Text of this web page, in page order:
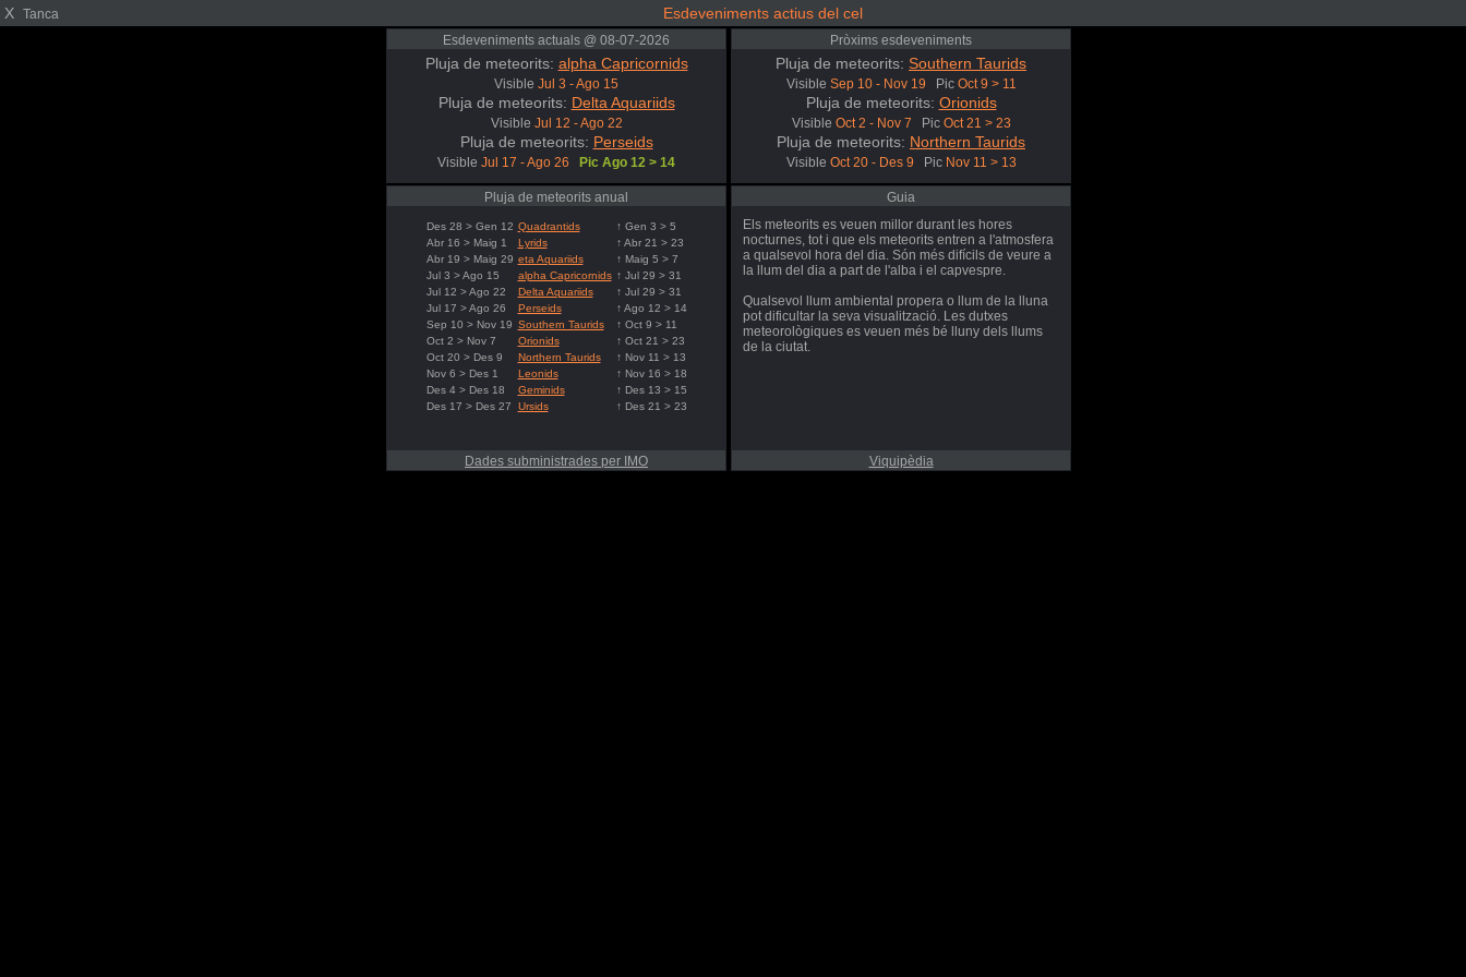
X Tanca Esdeveniments actius del cel
Esdeveniments actuals @ 08-07-2026
Pluja de meteorits: alpha Capricornids
Visible Jul 3 - Ago 15
Pluja de meteorits: Delta Aquariids
Visible Jul 12 - Ago 22
Pluja de meteorits: Perseids
Visible Jul 17 - Ago 26 Pic Ago 12 > 14
Pròxims esdeveniments
Pluja de meteorits: Southern Taurids
Visible Sep 10 - Nov 19 Pic Oct 9 > 11
Pluja de meteorits: Orionids
Visible Oct 2 - Nov 7 Pic Oct 21 > 23
Pluja de meteorits: Northern Taurids
Visible Oct 20 - Des 9 Pic Nov 11 > 13
Pluja de meteorits anual
Des 28 > Gen 12 Quadrantids
↑ Gen 3 > 5
Abr 16 > Maig 1
Lyrids
↑ Abr 21 > 23
Abr 19 > Maig 29 eta Aquariids
↑ Maig 5 > 7
Jul 3 > Ago 15
alpha Capricornids ↑ Jul 29 > 31
Jul 12 > Ago 22
Delta Aquariids
↑ Jul 29 > 31
Jul 17 > Ago 26
Perseids
↑ Ago 12 > 14
Sep 10 > Nov 19 Southern Taurids
↑ Oct 9 > 11
Oct 2 > Nov 7
Orionids
↑ Oct 21 > 23
Oct 20 > Des 9
Northern Taurids
↑ Nov 11 > 13
Nov 6 > Des 1
Leonids
↑ Nov 16 > 18
Des 4 > Des 18
Geminids
↑ Des 13 > 15
Des 17 > Des 27
Ursids ↑ Des 21 > 23
Dades subministrades per IMO
Guia
Els meteorits es veuen millor durant les hores
nocturnes, tot i que els meteorits entren a l'atmosfera
a qualsevol hora del dia. Són més difícils de veure a
la llum del dia a part de l'alba i el capvespre.
Qualsevol llum ambiental propera o llum de la lluna
pot dificultar la seva visualització. Les dutxes
meteorològiques es veuen més bé lluny dels llums
de la ciutat.
Viquipèdia